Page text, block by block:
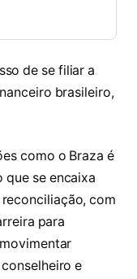
de se filiar a
brasileiro,
como o Braza é
que se encaixa
com
para
e